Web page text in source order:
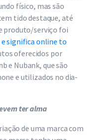
físico, mas são
tido destaque, até
produto/serviço foi
e significa online to
oferecidos por
e Nubank, que são
e utilizados no dia-
ter alma
de uma marca com